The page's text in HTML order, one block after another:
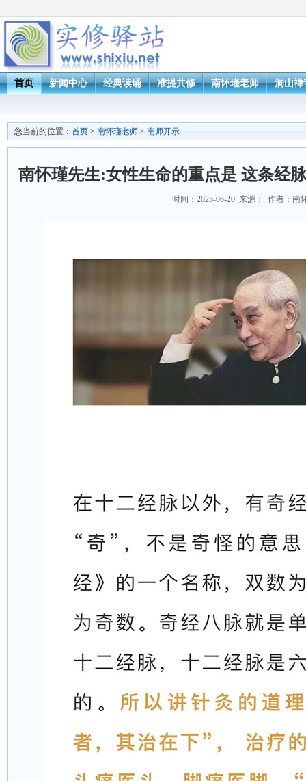
首页 新闻中心 经典读诵 准提共修 南怀瑾老师 洞山禅
您当前的位置： 首页 > 南怀瑾老师 > 南师开示
南怀瑾先生:女性生命的重点是 这条经
时间：2025-06-20 来源： 作者：南